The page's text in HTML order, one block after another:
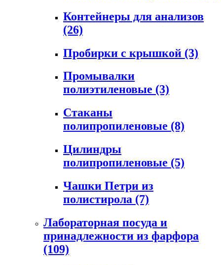
Контейнеры для анализов
(26)
Пробирки с крышкой (3)
Промывалки
полиэтиленовые (3)
Стаканы
полипропиленовые (8)
Цилиндры
полипропиленовые (5)
Чашки Петри из
полистирола (7)
Лабораторная посуда и
принадлежности из фарфора
(109)